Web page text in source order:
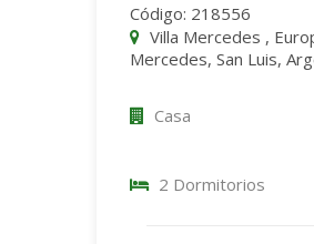
Código: 218556
Villa Mercedes ,
Mercedes, San Luis,
Casa
2 Dormitorios